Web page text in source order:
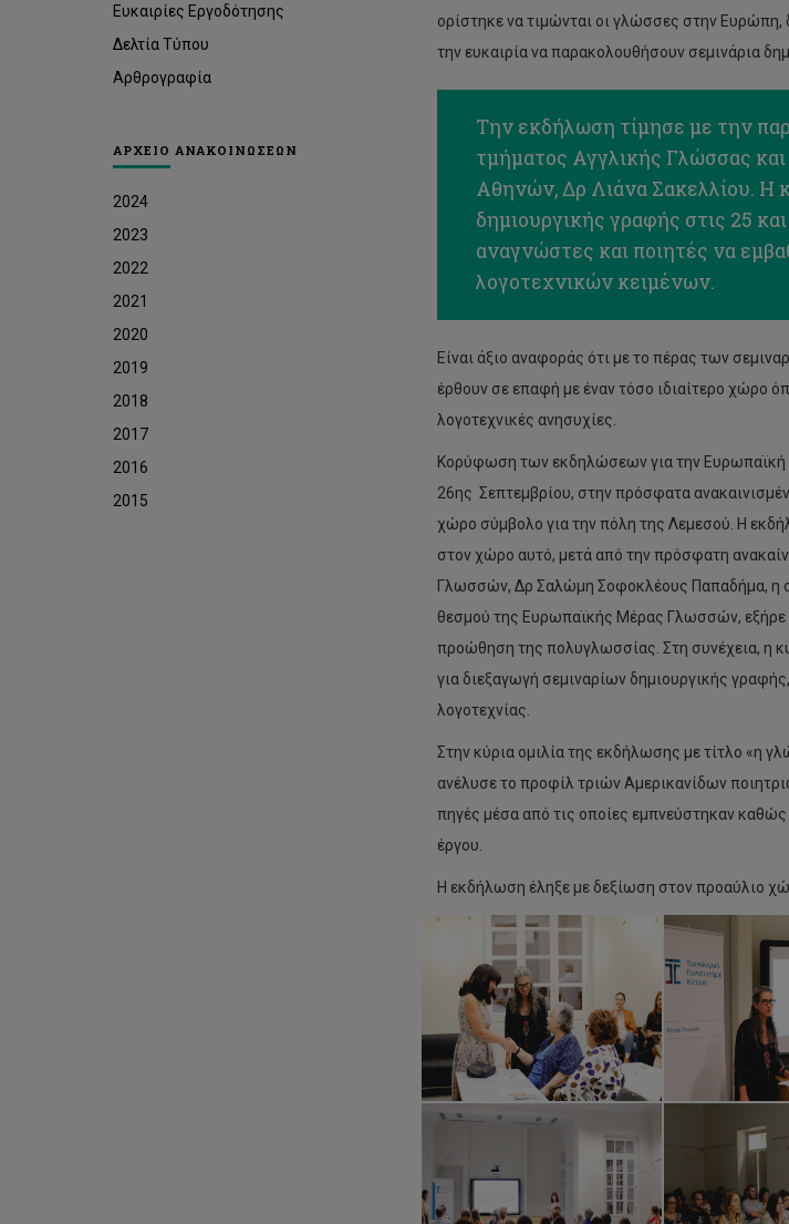
Ευκαιρίες Εργοδότησης
Δελτία Τύπου
Αρθρογραφία
ΑΡΧΕΙΟ ΑΝΑΚΟΙΝΩΣΕΩΝ
2024
2023
2022
2021
2020
2019
2018
2017
2016
2015
ορίστηκε να τιμώνται οι γλώσσες στην Ευρώπη,
την ευκαιρία να παρακολουθήσουν σεμινάρια
Την εκδήλωση τίμησε με την
τμήματος Αγγλικής Γλώσσας
Αθηνών, Δρ Λιάνα Σακελλίου. Η
δημιουργικής γραφής στις 25
αναγνώστες και ποιητές να
λογοτεχνικών κειμένων.
Είναι άξιο αναφοράς ότι με το πέρας των
έρθουν σε επαφή με έναν τόσο ιδιαίτερο χώρο
λογοτεχνικές ανησυχίες.
Κορύφωση των εκδηλώσεων για την
26ης Σεπτεμβρίου, στην πρόσφατα
χώρο σύμβολο για την πόλη της Λεμεσού. Η
στον χώρο αυτό, μετά από την πρόσφατη
Γλωσσών, Δρ Σαλώμη Σοφοκλέους Παπαδήμα, η
θεσμού της Ευρωπαϊκής Μέρας Γλωσσών, εξήρε
προώθηση της πολυγλωσσίας. Στη συνέχεια, η
για διεξαγωγή σεμιναρίων δημιουργικής
λογοτεχνίας.
Στην κύρια ομιλία της εκδήλωσης με τίτλο «η
ανέλυσε το προφίλ τριών Αμερικανίδων
πηγές μέσα από τις οποίες εμπνεύστηκαν καθώς
έργου.
Η εκδήλωση έληξε με δεξίωση στον προαύλιο